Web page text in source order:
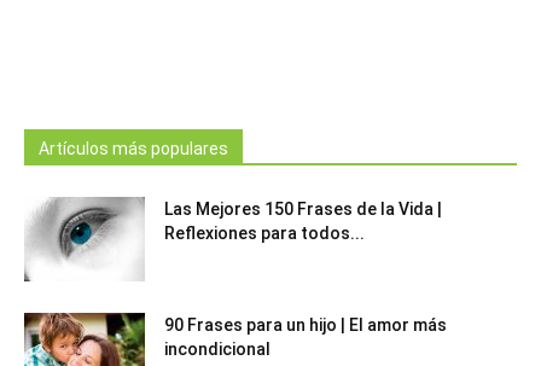
Artículos más populares
Las Mejores 150 Frases de la Vida |
Reflexiones para todos...
90 Frases para un hijo | El amor más
incondicional